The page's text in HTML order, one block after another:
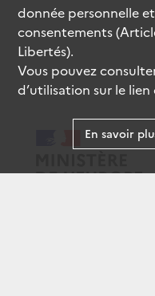
donnée personnelle
consentements
Libertés).
Vous pouvez
d’utilisation sur le lien
En savoir